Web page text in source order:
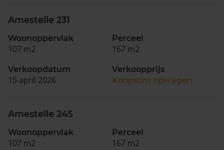
Amestelle 231
Woonoppervlak
107 m2
Perceel
167 m2
Verkoopdatum
15 april 2026
Verkoopprijs
Koopsom opvragen
Amestelle 245
Woonoppervlak
107 m2
Perceel
167 m2